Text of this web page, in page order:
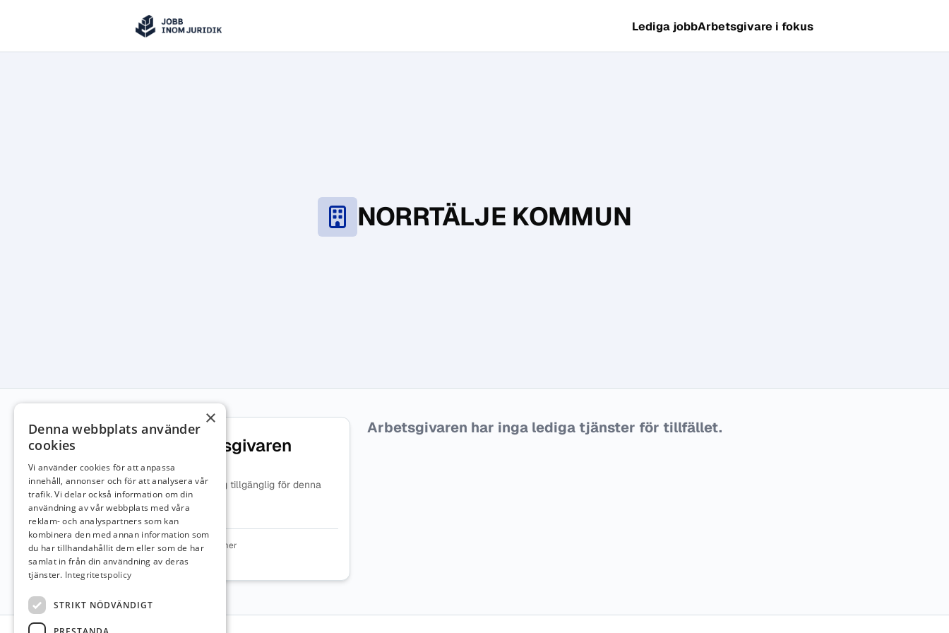
Hoppa till innehåll
Jobbinomjuridik Lediga jobbArbetsgivare i fokus
NORRTÄLJE KOMMUN
Om arbetsgivaren
Ingen beskrivning tillgänglig för denna
arbetsgivare.
Organisationsnummer
2120000217
Arbetsgivaren har inga lediga tjänster för tillfället.
Sidfot
×
Denna webbplats använder
cookies
Vi använder cookies för att anpassa
innehåll, annonser och för att analysera vår
trafik. Vi delar också information om din
användning av vår webbplats med våra
reklam- och analyspartners som kan
kombinera den med annan information som
du har tillhandahållit dem eller som de har
samlat in från din användning av deras
tjänster. Integritetspolicy
STRIKT NÖDVÄNDIGT